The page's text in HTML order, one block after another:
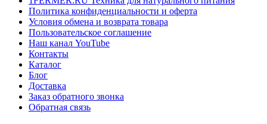
Политика конфиденциальности и оферта
Условия обмена и возврата товара
Пользовательское соглашение
Наш канал YouTube
Контакты
Каталог
Блог
Доставка
Заказ обратного звонка
Обратная связь